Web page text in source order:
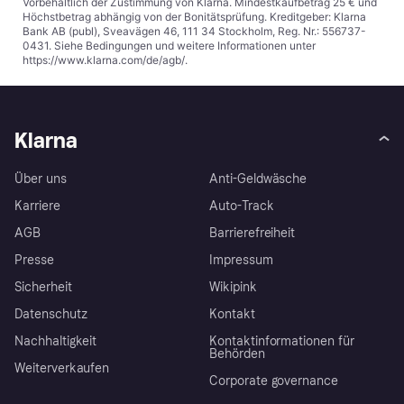
Höchstbetrag abhängig von der Bonitätsprüfung. Kreditgeber: Klarna
Bank AB (publ), Sveavägen 46, 111 34 Stockholm, Reg. Nr.: 556737-
0431. Siehe Bedingungen und weitere Informationen unter
https://www.klarna.com/de/agb/.
Klarna
Über uns
Karriere
AGB
Presse
Sicherheit
Datenschutz
Nachhaltigkeit
Weiterverkaufen
Anti-Geldwäsche
Auto-Track
Barrierefreiheit
Impressum
Wikipink
Kontakt
Kontaktinformationen für
Behörden
Corporate governance